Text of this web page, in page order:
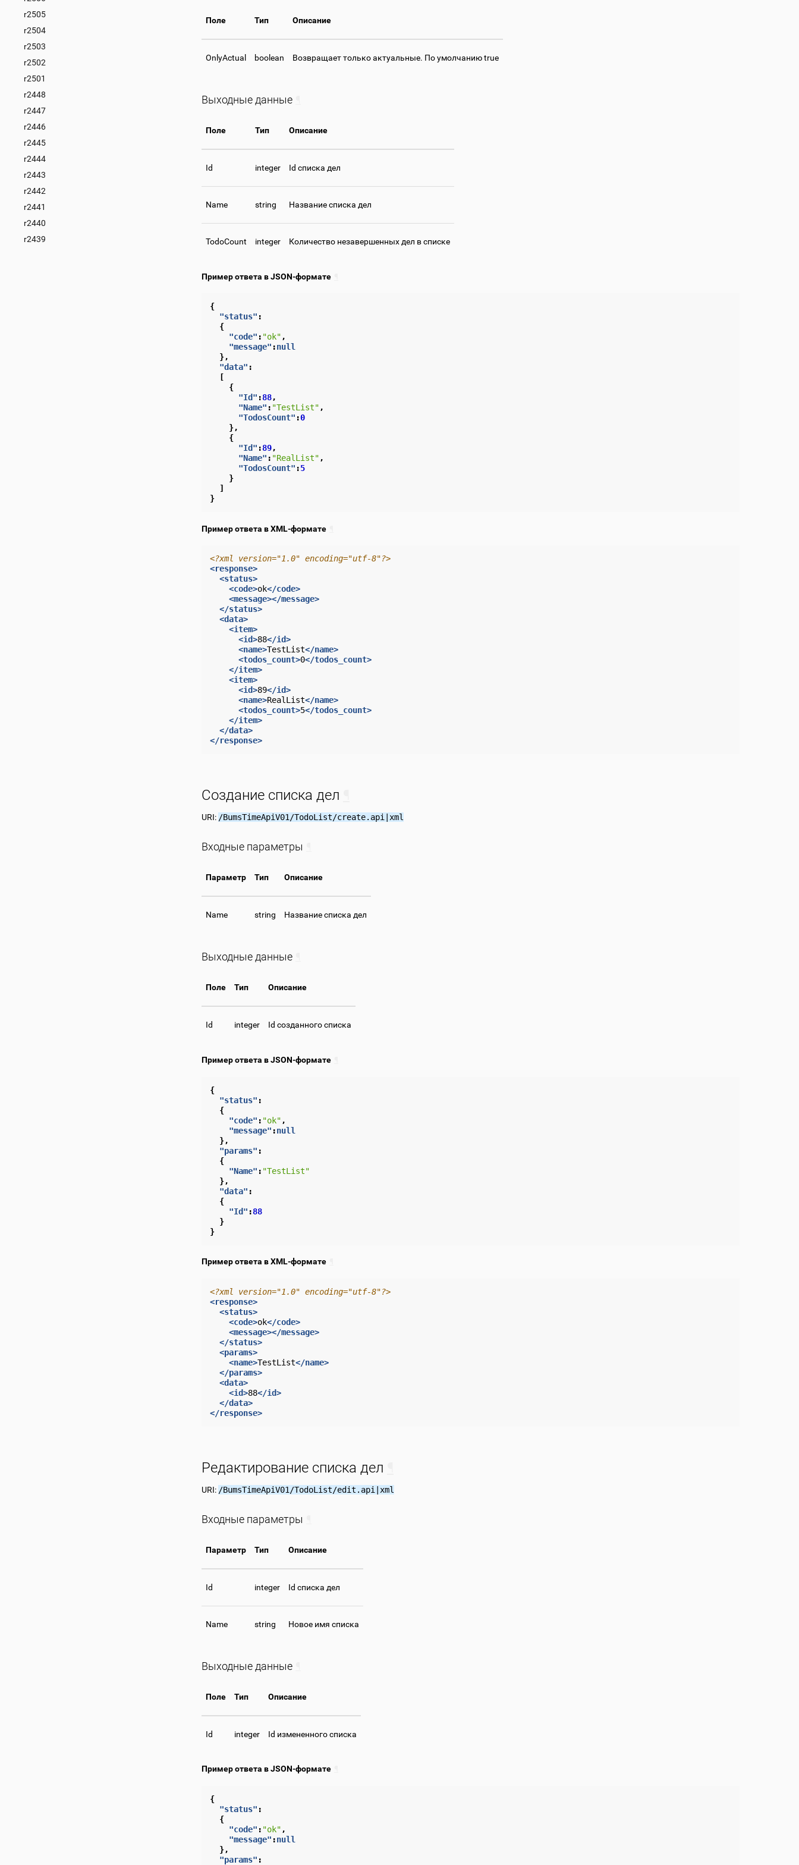
r2505
r2504
r2503
r2502
r2501
r2448
r2447
r2446
r2445
r2444
r2443
r2442
r2441
r2440
r2439
Поле Тип Описание
OnlyActual boolean Возвращает только актуальные. По умолчанию true
Выходные данные
Поле Тип Описание
Id integer Id списка дел
Name string Название списка дел
TodoCount integer Количество незавершенных дел в списке
Пример ответа в JSON-формате
{
"status" :
{
"code" : "ok",
"message" :null
},
"data" :
[
{
"Id" :88,
"Name" : "TestList",
"TodosCount" :0
},
{
"Id" :89,
"Name" : "RealList",
"TodosCount" :5
}
]
}
Пример ответа в XML-формате
<?xml version="1.0" encoding="utf-8"?>
<response>
<status>
<code>ok</code>
<message></message>
</status>
<data>
<item>
<id>88</id>
<name>TestList</name>
<todos_count>0</todos_count>
</item>
<item>
<id>89</id>
<name>RealList</name>
<todos_count>5</todos_count>
</item>
</data>
</response>
Создание списка дел
URI: /BumsTimeApiV01/TodoList/create.api|xml
Входные параметры
Параметр Тип Описание
Name string Название списка дел
Выходные данные
Поле Тип Описание
Id integer Id созданного списка
Пример ответа в JSON-формате
{
"status" :
{
"code" : "ok" ,
"message" :null
},
"params" :
{
"Name" : "TestList"
},
"data" :
{
"Id" :88
}
}
Пример ответа в XML-формате
<?xml version="1.0" encoding="utf-8"?>
<response>
<status>
<code>ok</code>
<message></message>
</status>
<params>
<name>TestList</name>
</params>
<data>
<id>88</id>
</data>
</response>
Редактирование списка дел
URI: /BumsTimeApiV01/TodoList/edit.api|xml
Входные параметры
Параметр Тип Описание
Id integer Id списка дел
Name string Новое имя списка
Выходные данные
Поле Тип Описание
Id integer Id измененного списка
Пример ответа в JSON-формате
{
"status" :
{
"code" : "ok" ,
"message" :null
},
"params" :